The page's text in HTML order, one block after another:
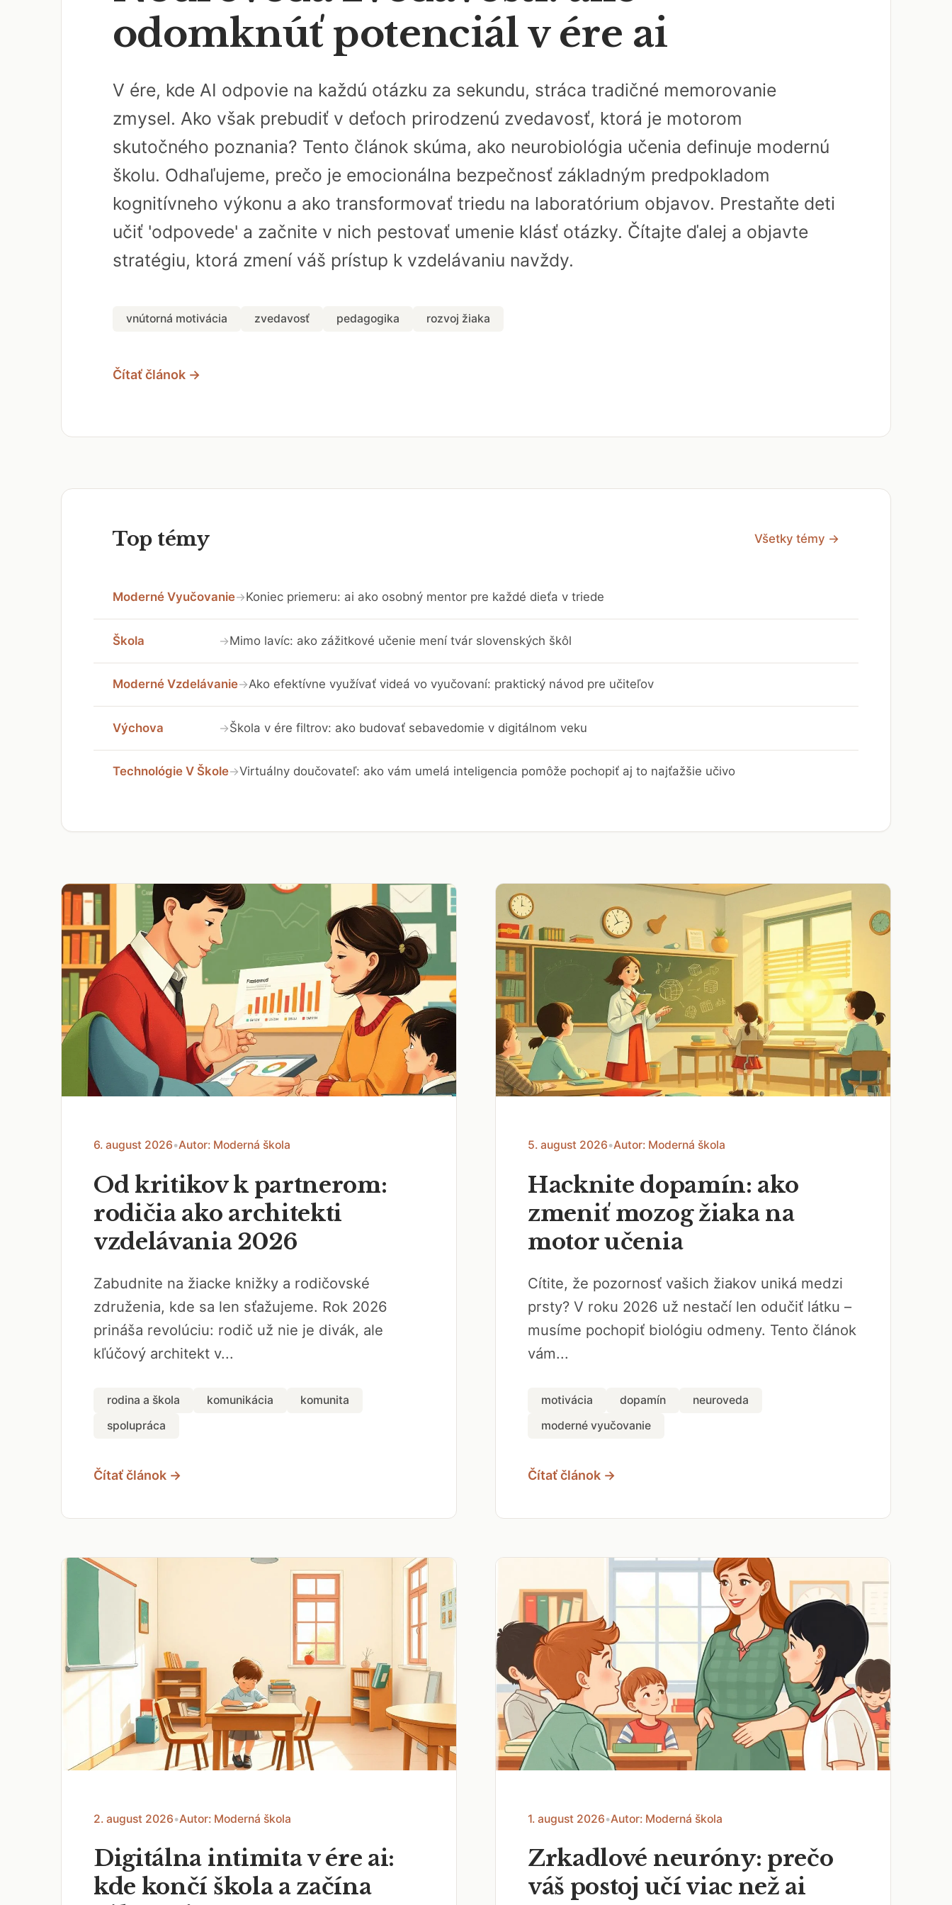
odomknúť potenciál v ére ai
V ére, kde AI odpovie na každú otázku za sekundu, stráca tradičné memorovanie
zmysel. Ako však prebudiť v deťoch prirodzenú zvedavosť, ktorá je motorom
skutočného poznania? Tento článok skúma, ako neurobiológia učenia definuje modernú
školu. Odhaľujeme, prečo je emocionálna bezpečnosť základným predpokladom
kognitívneho výkonu a ako transformovať triedu na laboratórium objavov. Prestaňte deti
učiť 'odpovede' a začnite v nich pestovať umenie klásť otázky. Čítajte ďalej a objavte
stratégiu, ktorá zmení váš prístup k vzdelávaniu navždy.
vnútorná motivácia zvedavosť pedagogika rozvoj žiaka
Čítať článok →
Top témy Všetky témy →
Moderné Vyučovanie→Koniec priemeru: ai ako osobný mentor pre každé dieťa v triede
Škola →Mimo lavíc: ako zážitkové učenie mení tvár slovenských škôl
Moderné Vzdelávanie→Ako efektívne využívať videá vo vyučovaní: praktický návod pre učiteľov
Výchova →Škola v ére filtrov: ako budovať sebavedomie v digitálnom veku
Technológie V Škole→Virtuálny doučovateľ: ako vám umelá inteligencia pomôže pochopiť aj to najťažšie učivo
6. august 2026•Autor: Moderná škola
Od kritikov k partnerom:
rodičia ako architekti
vzdelávania 2026
Zabudnite na žiacke knižky a rodičovské
združenia, kde sa len sťažujeme. Rok 2026
prináša revolúciu: rodič už nie je divák, ale
kľúčový architekt v...
rodina a škola komunikácia
komunita
spolupráca
Čítať článok →
5. august 2026•Autor: Moderná škola
Hacknite dopamín: ako
zmeniť mozog žiaka na
motor učenia
Cítite, že pozornosť vašich žiakov uniká medzi
prsty? V roku 2026 už nestačí len odučiť látku –
musíme pochopiť biológiu odmeny. Tento článok
vám...
motivácia dopamín
neuroveda
moderné vyučovanie
Čítať článok →
2. august 2026•Autor: Moderná škola
Digitálna intimita v ére ai:
kde končí škola a začína
1. august 2026•Autor: Moderná škola
Zrkadlové neuróny: prečo
váš postoj učí viac než ai